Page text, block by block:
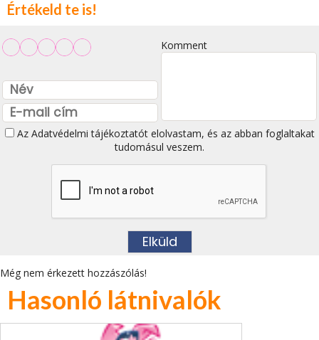
Értékeld te is!
Komment
Az Adatvédelmi tájékoztatótelolvastam, és az abban foglaltakat
tudomásul veszem.
Még nem érkezett hozzászólás!
Hasonló látnivalók